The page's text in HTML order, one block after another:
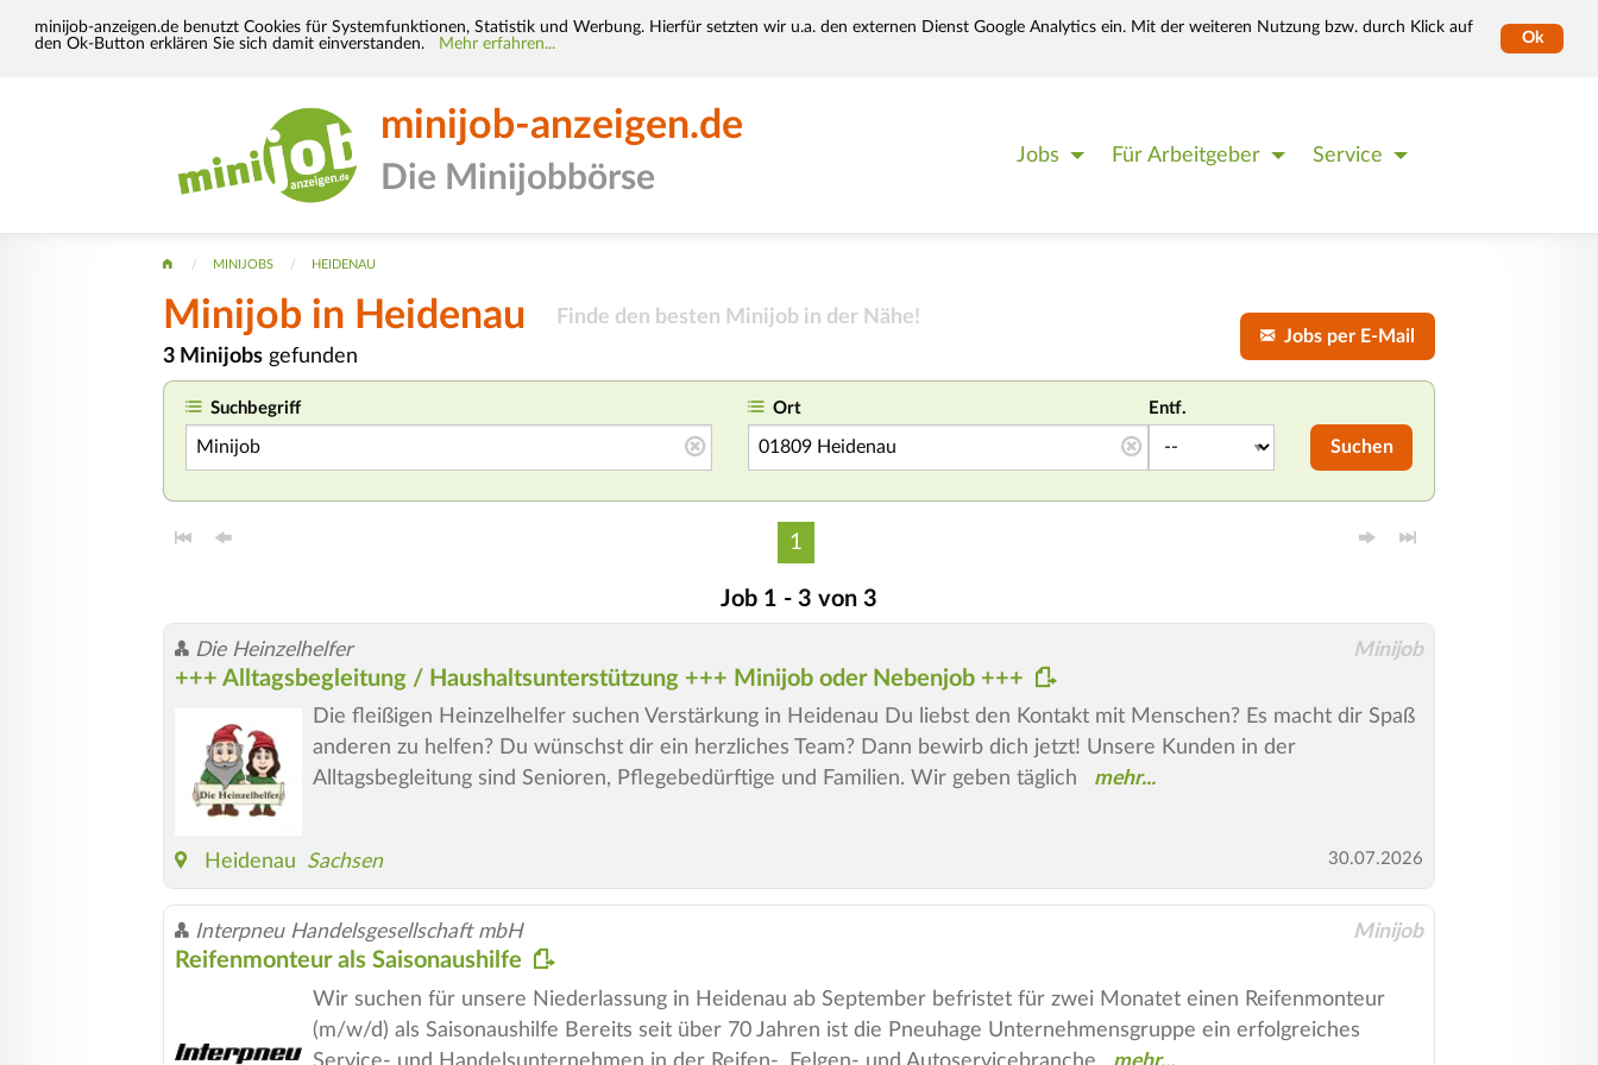
minijob-anzeigen.de benutzt Cookies für Systemfunktionen, Statistik und Werbung. Hierfür setzten wir u.a. den externen Dienst Google Analytics ein. Mit der weiteren Nutzung bzw. durch Klick auf
den Ok-Button erklären Sie sich damit einverstanden.
Mehr erfahren... Ok
minijob-anzeigen.de
Die Minijobbörse
Jobs Für Arbeitgeber Service
MINIJOBS HEIDENAU
Minijob in Heidenau Finde den besten Minijob in der Nähe!
3 Minijobs gefunden
Jobs per E-Mail
Suchbegriff Ort Entf.
Suchen
1
Job 1 - 3 von 3
Die Heinzelhelfer Minijob
+++ Alltagsbegleitung / Haushaltsunterstützung +++ Minijob oder Nebenjob +++
Die fleißigen Heinzelhelfer suchen Verstärkung in Heidenau Du liebst den Kontakt mit Menschen? Es macht dir Spaß
anderen zu helfen? Du wünschst dir ein herzliches Team? Dann bewirb dich jetzt! Unsere Kunden in der
Alltagsbegleitung sind Senioren, Pflegebedürftige und Familien. Wir geben täglich
Heidenau Sachsen 30.07.2026
Interpneu Handelsgesellschaft mbH Minijob
Reifenmonteur als Saisonaushilfe
Wir suchen für unsere Niederlassung in Heidenau ab September befristet für zwei Monatet einen Reifenmonteur
(m/w/d) als Saisonaushilfe Bereits seit über 70 Jahren ist die Pneuhage Unternehmensgruppe ein erfolgreiches
Service- und Handelsunternehmen in der Reifen-, Felgen- und Autoservicebranche